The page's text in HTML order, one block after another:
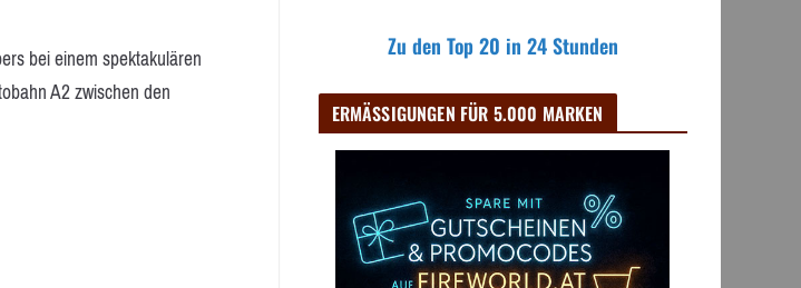
bei einem spektakulären
A2 zwischen den
Zu den Top 20 in 24 Stunden
ERMÄSSIGUNGEN FÜR 5.000 MARKEN